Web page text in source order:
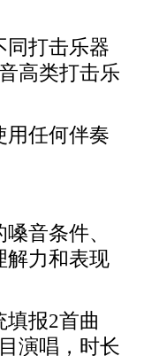
同打击乐器
高类打击乐
用任何伴奏
音条件、
解力和表现
报2首曲
演唱，时长